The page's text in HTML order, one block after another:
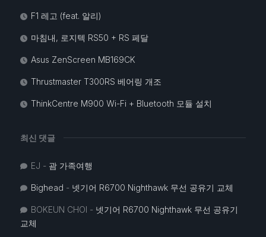
F1 레고 (feat. 알리)
마침내, 로지텍 RS50 + RS 페달
Asus ZenScreen MB169CK
Thrustmaster T300RS 베어링 개조
ThinkCentre M900 Wi-Fi + Bluetooth 모듈 설치
최신 댓글
EJ - 괌 가족여행
Bighead - 넷기어 R6700 Nighthawk 무선 공유기 교체
BOKEUN CHOI - 넷기어 R6700 Nighthawk 무선 공유기
교체